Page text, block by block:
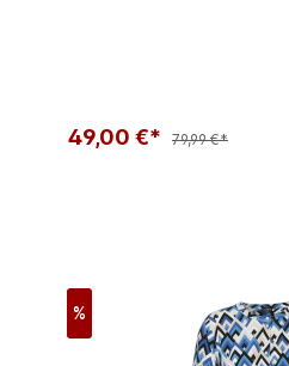
49,00 €* 79,99 €*
%